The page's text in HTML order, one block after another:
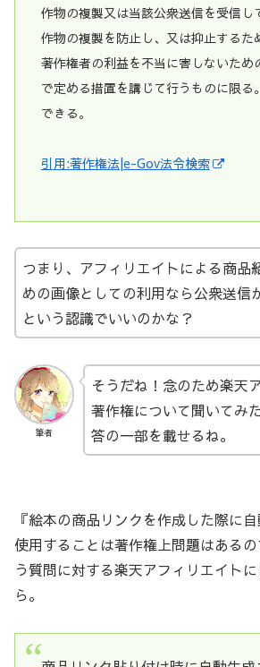
作物の複製又は当該公衆送信を受信し
作物の複製を防止し、又は抑止するた
著作権者の利益を不当に害しないため
で定める措置を講じて行うものに限る
できる。
引用:著作権法|e-Gov法令検索
つまり、アフィリエイトによる商品
めの画像としての利用なら公衆送信
という認識でいいのかな？
筆者
そうだね！念のため楽天
著作権について聞いてみ
答の一部を載せるね。
『絵本の商品リンクを作成した際に
使用することは著作権上問題はある
う質問に対する楽天アフィリエイト
ら。